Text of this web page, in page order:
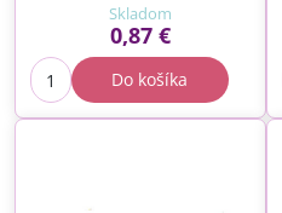
Skladom
0,87 €
Do košíka